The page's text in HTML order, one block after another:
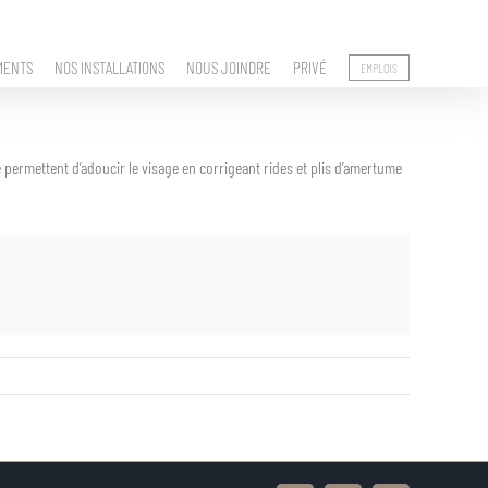
NOS INSTALLATIONS NOUS JOINDRE PRIVÉ EMPLOIS
d’adoucir le visage en corrigeant rides et plis d’amertume